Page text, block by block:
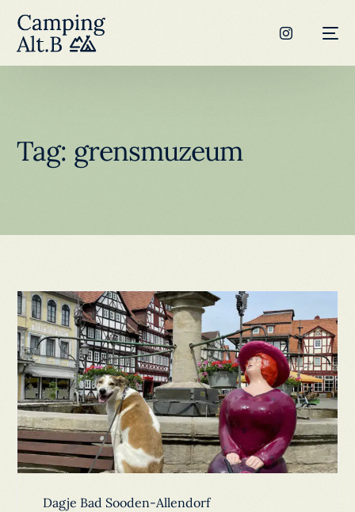
Tag: grensmuzeum
Dagje Bad Sooden-Allendorf